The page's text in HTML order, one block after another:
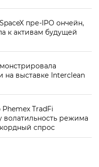
пре-IPO ончейн,
к активам будущей
на выставке Interclean
TradFi
волатильность режима
спрос